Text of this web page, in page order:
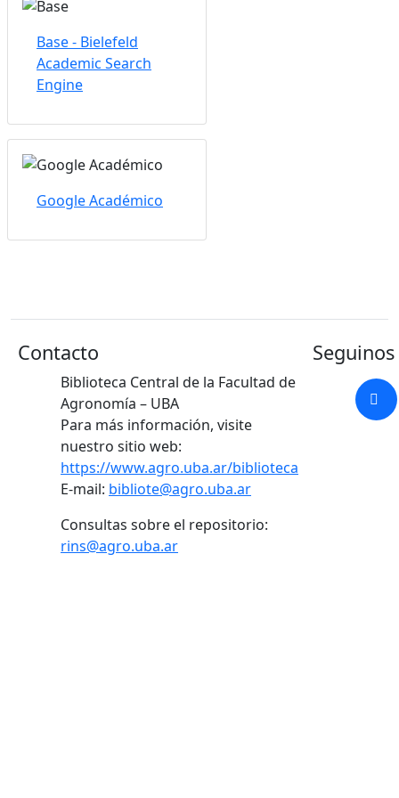
Base - Bielefeld
Academic Search
Engine
Google Académico
Contacto
Biblioteca Central de la Facultad de
Agronomía – UBA
Para más información, visite
nuestro sitio web:
https://www.agro.uba.ar/biblioteca
E-mail: bibliote@agro.uba.ar
Consultas sobre el repositorio:
rins@agro.uba.ar